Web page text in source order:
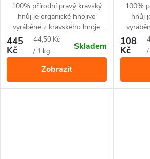
100% přírodní pravý kravský
hnůj je organické hnojivo
vyráběné z kravského hnoje.
Granulovaná forma hnojiva –
pro snadnější manipulaci
(sušené peletky)
445
Kč
Měrná
cena:
44,50 Kč
/ 1 kg
Skladem
Zobrazit
100%
hnůj
pro
108
Kč